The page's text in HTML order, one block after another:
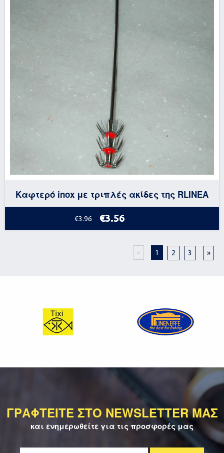
Καφτερό inox με τριπλές ακίδες της RLINEA
€3.96 €3.56
« 1 2 3 »
ΓΡΑΦΤΕΙΤΕ ΣΤΟ NEWSLETTER ΜΑΣ
και ενημερωθείτε για τις προσφορές μας